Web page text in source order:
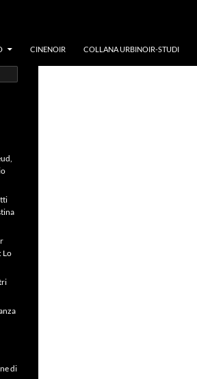
CINENOIR COLLANA URBINOIR-STUDI
Lo
di